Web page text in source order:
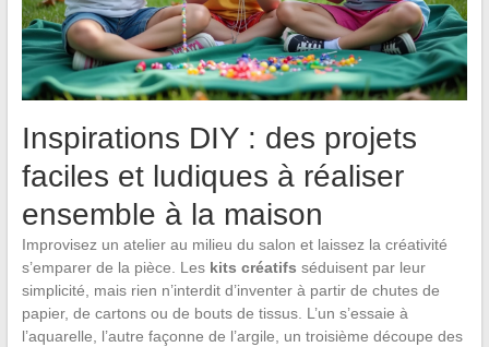
Inspirations DIY : des projets
faciles et ludiques à réaliser
ensemble à la maison
Improvisez un atelier au milieu du salon et laissez la créativité
s’emparer de la pièce. Les kits créatifs séduisent par leur
simplicité, mais rien n’interdit d’inventer à partir de chutes de
papier, de cartons ou de bouts de tissus. L’un s’essaie à
l’aquarelle, l’autre façonne de l’argile, un troisième découpe des